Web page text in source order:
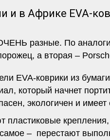
и в Африке EVA-
разные. По
а вторая –
EVA-коврики из
который начнет
экологичен и
пластиковые
– перестают